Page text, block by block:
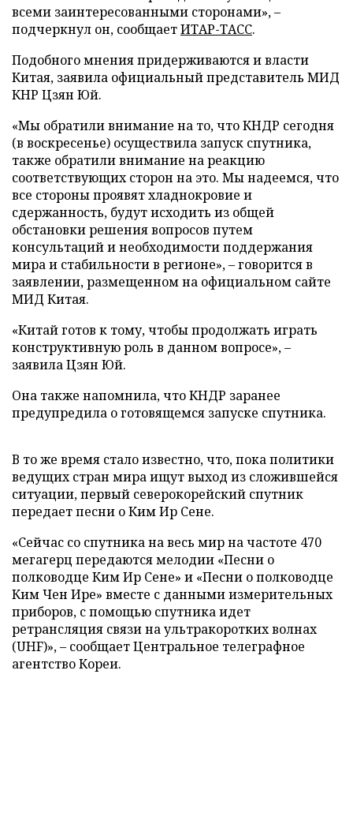
всеми заинтересованными сторонами», –
подчеркнул он, сообщаетИТАР-ТАСС.
Подобного мнения придерживаются и власти
Китая, заявила официальный представитель МИД
КНР Цзян Юй.
«Мы обратили внимание на то, что КНДР сегодня
(в воскресенье) осуществила запуск спутника,
также обратили внимание на реакцию
соответствующих сторон на это. Мы надеемся, что
все стороны проявят хладнокровие и
сдержанность, будут исходить из общей
обстановки решения вопросов путем
консультаций и необходимости поддержания
мира и стабильности в регионе», – говорится в
заявлении, размещенном на официальном сайте
МИД Китая.
«Китай готов к тому, чтобы продолжать играть
конструктивную роль в данном вопросе», –
заявила Цзян Юй.
Она также напомнила, что КНДР заранее
предупредила о готовящемся запуске спутника.
В то же время стало известно, что, пока политики
ведущих стран мира ищут выход из сложившейся
ситуации, первый северокорейский спутник
передает песни о Ким Ир Сене.
«Сейчас со спутника на весь мир на частоте 470
мегагерц передаются мелодии «Песни о
полководце Ким Ир Сене» и «Песни о полководце
Ким Чен Ире» вместе с данными измерительных
приборов, с помощью спутника идет
ретрансляция связи на ультракоротких волнах
(UHF)», – сообщает Центральное телеграфное
агентство Кореи.